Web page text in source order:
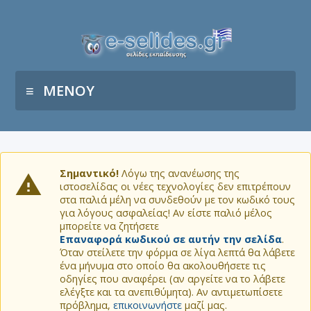
ΜΕΝΟΥ
Σημαντικό! Λόγω της ανανέωσης της
ιστοσελίδας οι νέες τεχνολογίες δεν επιτρέπουν
στα παλιά μέλη να συνδεθούν με τον κωδικό τους
για λόγους ασφαλείας! Αν είστε παλιό μέλος
μπορείτε να ζητήσετε
Επαναφορά κωδικού σε αυτήν την σελίδα.
Όταν στείλετε την φόρμα σε λίγα λεπτά θα λάβετε
ένα μήνυμα στο οποίο θα ακολουθήσετε τις
οδηγίες που αναφέρει (αν αργείτε να το λάβετε
ελέγξτε και τα ανεπιθύμητα). Αν αντιμετωπίσετε
πρόβλημα, επικοινωνήστε μαζί μας.